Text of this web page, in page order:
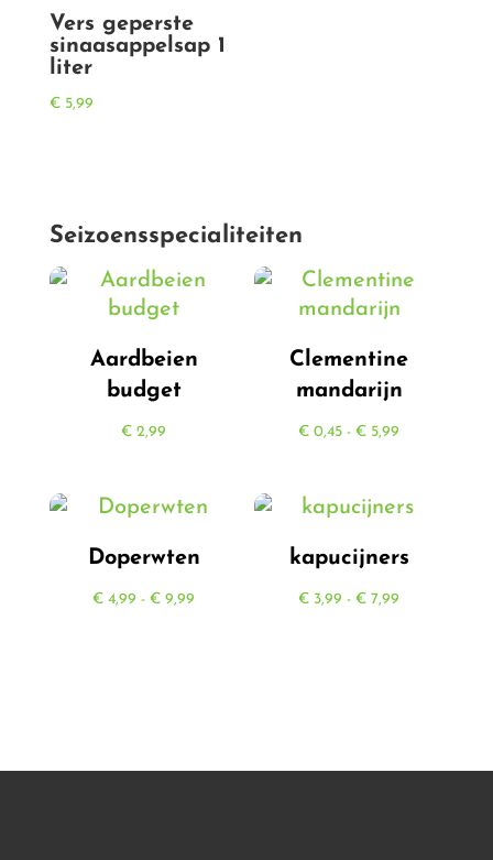
Vers geperste
sinaasappelsap 1
liter
€5,99
Seizoensspecialiteiten
Aardbeien
budget
€ 2,99
Clementine
mandarijn
€ 0,45 - € 5,99
Doperwten
€ 4,99 - € 9,99
kapucijners
€ 3,99 - € 7,99